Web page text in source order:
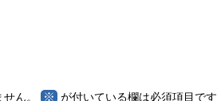
ん。 ※ が付いている欄は必須項目です